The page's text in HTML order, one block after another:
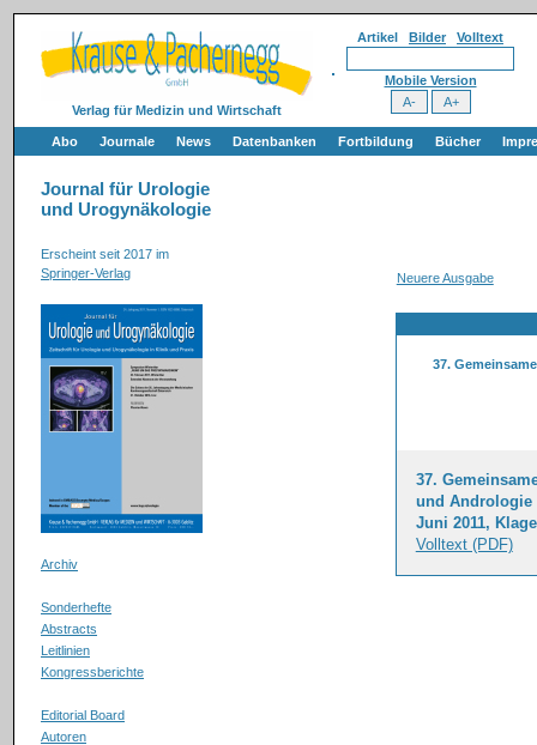
Verlag für Medizin und Wirtschaft
Artikel Bilder Volltext
Mobile Version
Abo Journale News Datenbanken Fortbildung Bücher
Journal für Urologie
und Urogynäkologie
Erscheint seit 2017 im
Springer-Verlag
Archiv
Sonderhefte
Abstracts
Leitlinien
Kongressberichte
Editorial Board
Autoren
Neuere Ausgabe
37.
37.
und Andrologie
Juni 2011,
Volltext (PDF)